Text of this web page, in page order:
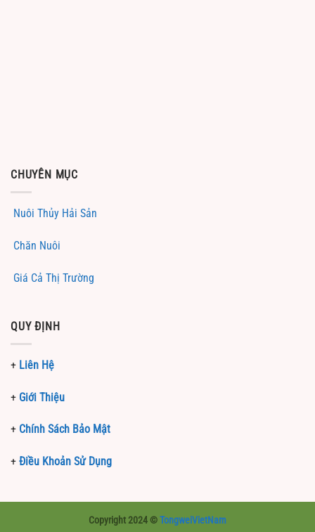
CHUYÊN MỤC
Nuôi Thủy Hải Sản
Chăn Nuôi
Giá Cả Thị Trường
QUY ĐỊNH
+ Liên Hệ
+ Giới Thiệu
+ Chính Sách Bảo Mật
+ Điều Khoản Sử Dụng
Copyright 2024 ©TongweiVietNam